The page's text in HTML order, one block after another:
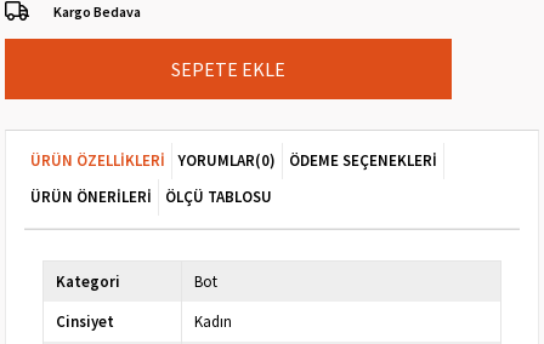
Kargo Bedava
ÜRÜN ÖZELLIKLERI YORUMLAR(0)
ÖDEME SEÇENEKLERI
ÜRÜN ÖNERILERI
ÖLÇÜ TABLOSU
Kategori
Bot
Cinsiyet
Kadın